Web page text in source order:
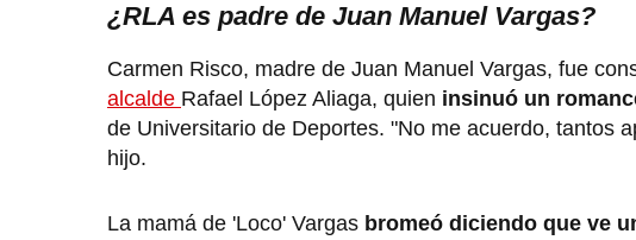
¿RLA es padre de Juan Manuel Vargas?
Carmen Risco, madre de Juan Manuel Vargas, fue
alcalde Rafael López Aliaga, quien insinuó un
de Universitario de Deportes. "No me acuerdo, tantos
hijo.
La mamá de 'Loco' Vargas bromeó diciendo que ve